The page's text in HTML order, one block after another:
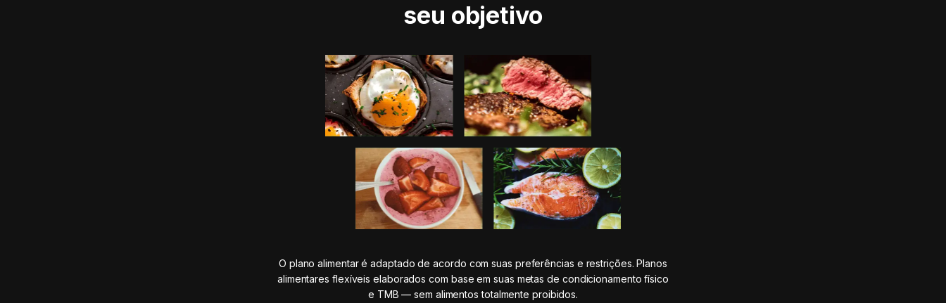
seu objetivo
O plano alimentar é adaptado de acordo com suas preferências e restrições. Planos
alimentares flexíveis elaborados com base em suas metas de condicionamento físico
e TMB — sem alimentos totalmente proibidos.